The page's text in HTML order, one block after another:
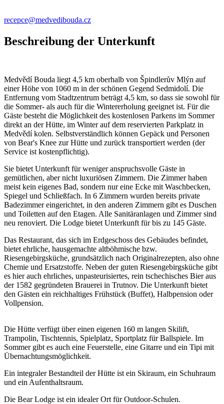
recepce@medvedibouda.cz
Beschreibung der Unterkunft
Medvědí Bouda liegt 4,5 km oberhalb von Špindlerův Mlýn auf
einer Höhe von 1060 m in der schönen Gegend Sedmidolí. Die
Entfernung vom Stadtzentrum beträgt 4,5 km, so dass sie sowohl für
die Sommer- als auch für die Wintererholung geeignet ist. Für die
Gäste besteht die Möglichkeit des kostenlosen Parkens im Sommer
direkt an der Hütte, im Winter auf dem reservierten Parkplatz in
Medvědí kolen. Selbstverständlich können Gepäck und Personen
von Bear's Knee zur Hütte und zurück transportiert werden (der
Service ist kostenpflichtig).
Sie bietet Unterkunft für weniger anspruchsvolle Gäste in
gemütlichen, aber nicht luxuriösen Zimmern. Die Zimmer haben
meist kein eigenes Bad, sondern nur eine Ecke mit Waschbecken,
Spiegel und Schließfach. In 6 Zimmern wurden bereits private
Badezimmer eingerichtet, in den anderen Zimmern gibt es Duschen
und Toiletten auf den Etagen. Alle Sanitäranlagen und Zimmer sind
neu renoviert. Die Lodge bietet Unterkunft für bis zu 145 Gäste.
Das Restaurant, das sich im Erdgeschoss des Gebäudes befindet,
bietet ehrliche, hausgemachte altböhmische bzw.
Riesengebirgsküche, grundsätzlich nach Originalrezepten, also ohne
Chemie und Ersatzstoffe. Neben der guten Riesengebirgsküche gibt
es hier auch ehrliches, unpasteurisiertes, rein tschechisches Bier aus
der 1582 gegründeten Brauerei in Trutnov. Die Unterkunft bietet
den Gästen ein reichhaltiges Frühstück (Buffet), Halbpension oder
Vollpension.
Die Hütte verfügt über einen eigenen 160 m langen Skilift,
Trampolin, Tischtennis, Spielplatz, Sportplatz für Ballspiele. Im
Sommer gibt es auch eine Feuerstelle, eine Gitarre und ein Tipi mit
Übernachtungsmöglichkeit.
Ein integraler Bestandteil der Hütte ist ein Skiraum, ein Schuhraum
und ein Aufenthaltsraum.
Die Bear Lodge ist ein idealer Ort für Outdoor-Schulen.